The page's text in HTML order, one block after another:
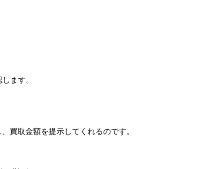
ます。
買取金額を提示してくれるのです。